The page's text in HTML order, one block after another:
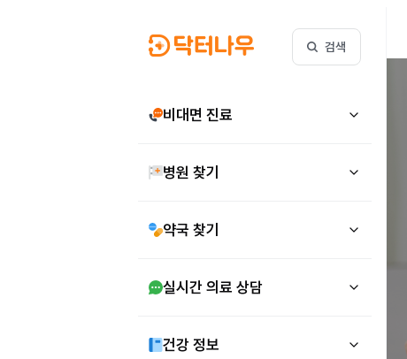
검색
비대면 진료
병원 찾기
약국 찾기
실시간 의료 상담
건강 정보